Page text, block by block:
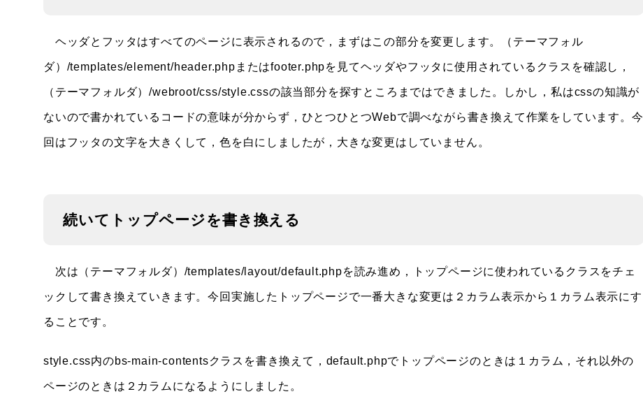
ヘッダとフッタはすべてのページに表示されるので，まずはこの部分を変更します。（テーマフォル
ダ）/templates/element/header.phpまたはfooter.phpを見てヘッダやフッタに使用されているクラスを確認し，
（テーマフォルダ）/webroot/css/style.cssの該当部分を探すところまではできました。しかし，私はcssの知識が
ないので書かれているコードの意味が分からず，ひとつひとつWebで調べながら書き換えて作業をしています。今
回はフッタの文字を大きくして，色を白にしましたが，大きな変更はしていません。
続いてトップページを書き換える
次は（テーマフォルダ）/templates/layout/default.phpを読み進め，トップページに使われているクラスをチェ
ックして書き換えていきます。今回実施したトップページで一番大きな変更は２カラム表示から１カラム表示にす
ることです。
style.css内のbs-main-contentsクラスを書き換えて，default.phpでトップページのときは１カラム，それ以外の
ページのときは２カラムになるようにしました。